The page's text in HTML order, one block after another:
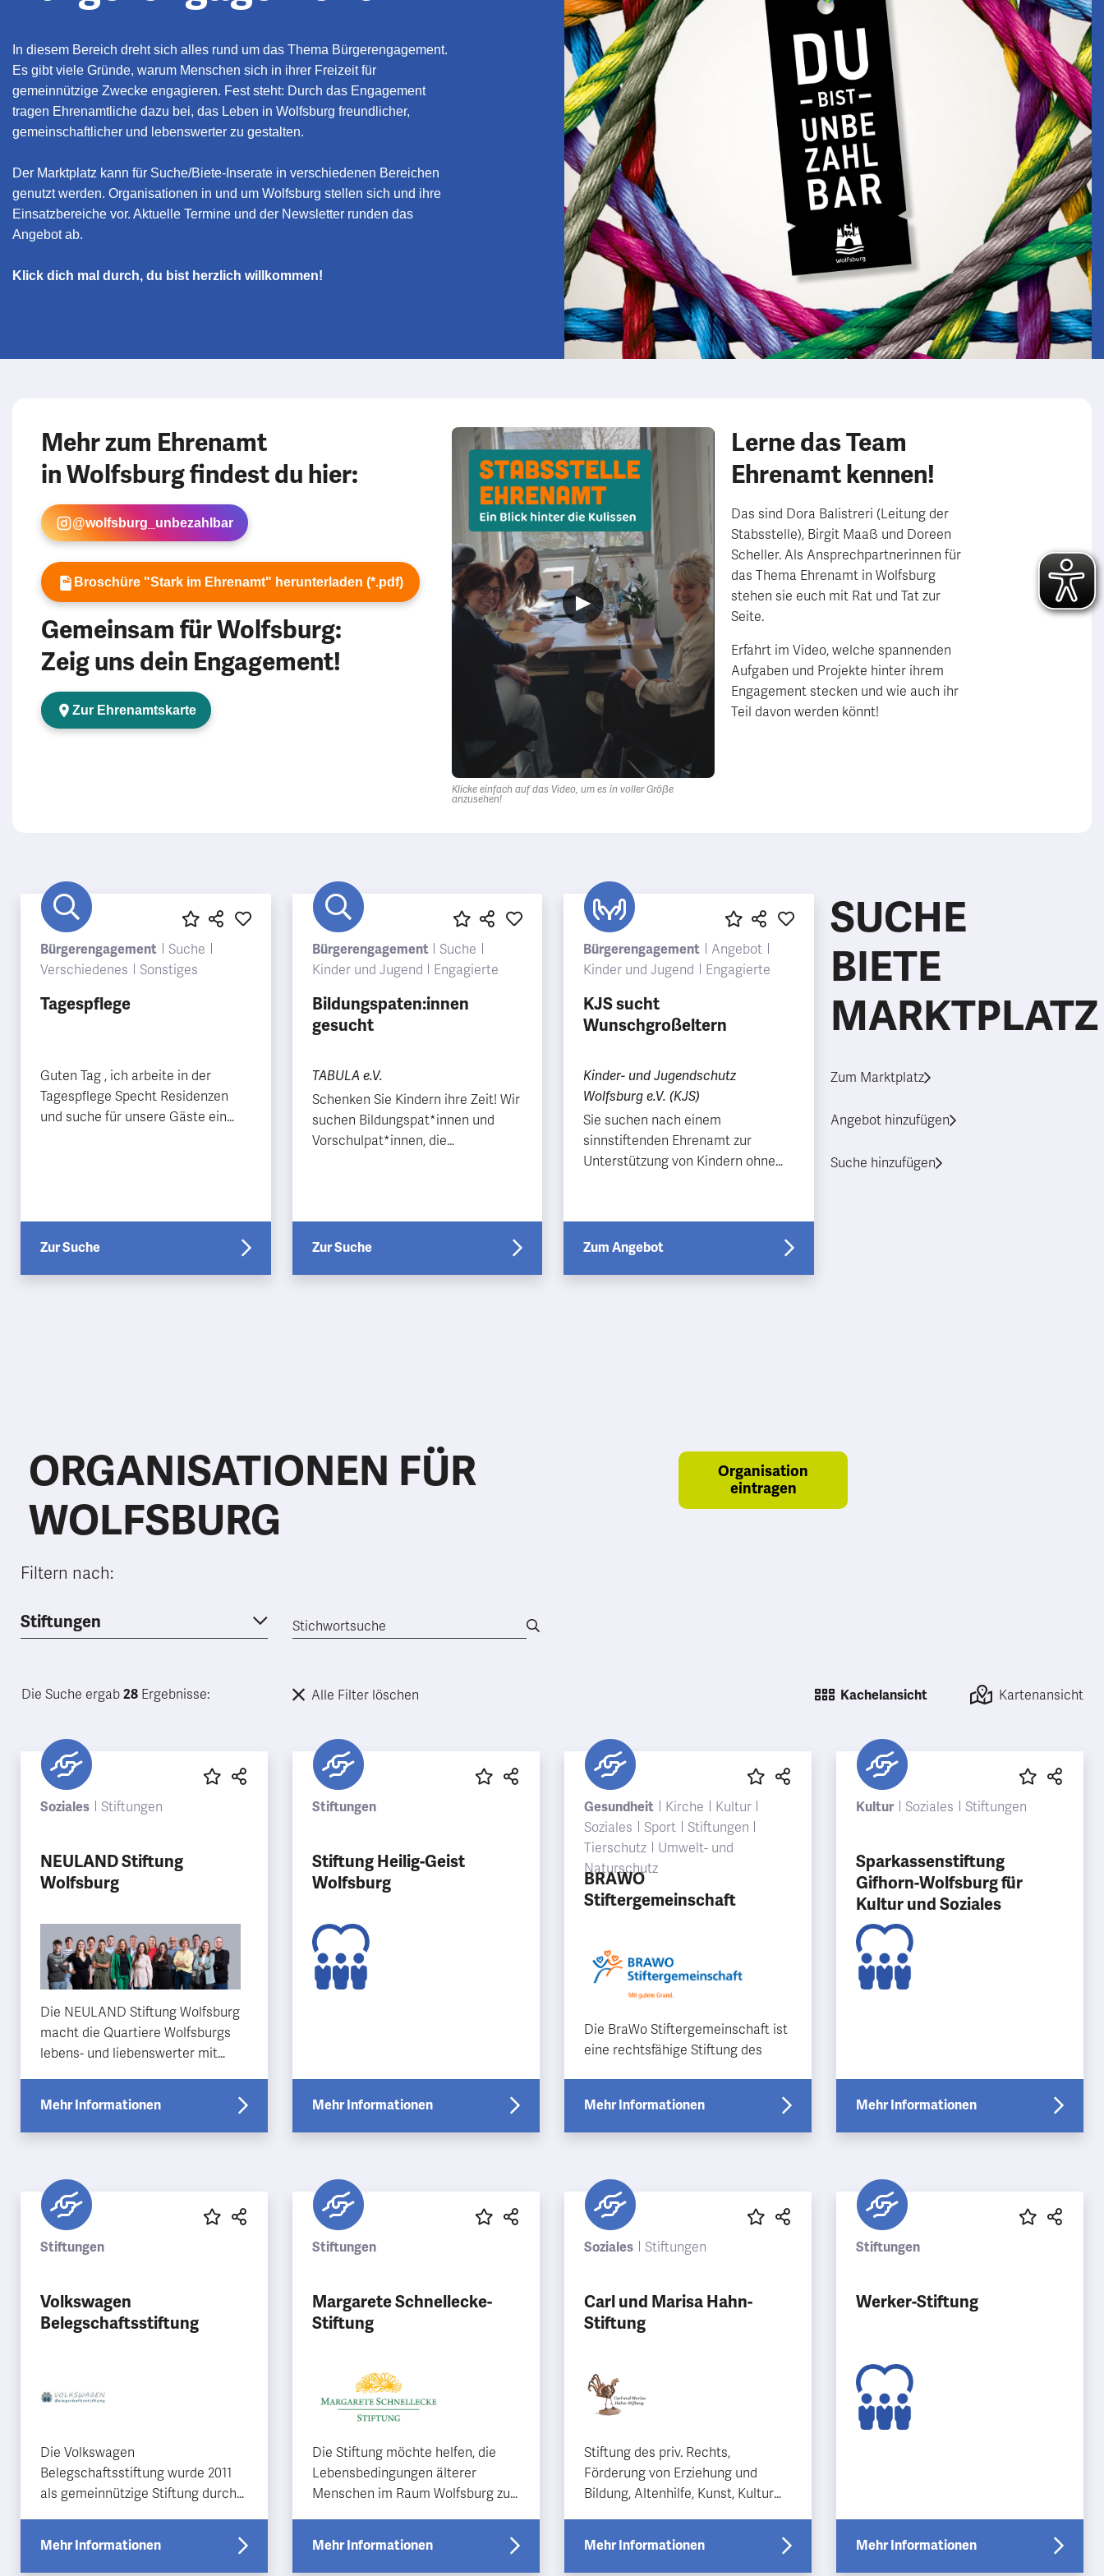
In diesem Bereich dreht sich alles rund um das Thema Bürgerengagement.
Es gibt viele Gründe, warum Menschen sich in ihrer Freizeit für
gemeinnützige Zwecke engagieren. Fest steht: Durch das Engagement
tragen Ehrenamtliche dazu bei, das Leben in Wolfsburg freundlicher,
gemeinschaftlicher und lebenswerter zu gestalten.
Der Marktplatz kann für Suche/Biete-Inserate in verschiedenen Bereichen
genutzt werden. Organisationen in und um Wolfsburg stellen sich und ihre
Einsatzbereiche vor. Aktuelle Termine und der Newsletter runden das
Angebot ab.
Klick dich mal durch, du bist herzlich willkommen!
Mehr zum Ehrenamt
in Wolfsburg findest du hier:
@wolfsburg_unbezahlbar
Broschüre "Stark im Ehrenamt" herunterladen (*.pdf)
Gemeinsam für Wolfsburg:
Zeig uns dein Engagement!
Zur Ehrenamtskarte
▶
Klicke einfach auf das Video, um es in voller Größe
anzusehen!
Lerne das Team
Ehrenamt kennen!
Das sind Dora Balistreri (Leitung der
Stabsstelle), Birgit Maaß und Doreen
Scheller. Als Ansprechpartnerinnen für
das Thema Ehrenamt in Wolfsburg
stehen sie euch mit Rat und Tat zur
Seite.
Erfahrt im Video, welche spannenden
Aufgaben und Projekte hinter ihrem
Engagement stecken und wie auch ihr
Teil davon werden könnt!
Bürgerengagement
Suche
Verschiedenes
Sonstiges
Tagespflege
Guten Tag , ich arbeite in der
Tagespflege Specht Residenzen
und suche für unsere Gäste ein
Zur Suche
Bürgerengagement
Suche
Kinder und Jugend
Engagierte
Bildungspaten:innen
gesucht
TABULA e.V.
Schenken Sie Kindern ihre Zeit! Wir
suchen Bildungspat*innen und
Vorschulpat*innen, die
Zur Suche
Bürgerengagement
Angebot
Kinder und Jugend
Engagierte
KJS sucht
Wunschgroßeltern
Kinder- und Jugendschutz
Wolfsburg e.V. (KJS)
Sie suchen nach einem
sinnstiftenden Ehrenamt zur
Unterstützung von Kindern ohne
sind Sie b…
Zum Angebot
SUCHE
BIETE
MARKTPLATZ
Zum Marktplatz
Angebot hinzufügen
Suche hinzufügen
ORGANISATIONEN FÜR
WOLFSBURG
Organisation
eintragen
Filtern nach:
Stiftungen
Die Suche ergab 28 Ergebnisse: Alle Filter löschen Kachelansicht Kartenansicht
Soziales Stiftungen
NEULAND Stiftung
Wolfsburg
Die NEULAND Stiftung Wolfsburg
macht die Quartiere Wolfsburgs
lebens- und liebenswerter mit
Benachteiligten und Inte…
Mehr Informationen
Stiftungen
Stiftung Heilig-Geist
Wolfsburg
Mehr Informationen
Gesundheit Kirche
Kultur
Soziales
Sport
Stiftungen
Tierschutz
Umwelt- und
Naturschutz
BRAWO
Stiftergemeinschaft
Die BraWo Stiftergemeinschaft ist
eine rechtsfähige Stiftung des
genossenschaftlichen …
Mehr Informationen
Kultur Soziales Stiftungen
Sparkassenstiftung
Gifhorn-Wolfsburg für
Kultur und Soziales
Mehr Informationen
Stiftungen
Volkswagen
Belegschaftsstiftung
Die Volkswagen
Belegschaftsstiftung wurde 2011
als gemeinnützige Stiftung durch
Leben gerufen. Im Mittelpunkt der
Mehr Informationen
Stiftungen
Margarete Schnellecke-
Stiftung
Die Stiftung möchte helfen, die
Lebensbedingungen älterer
Menschen im Raum Wolfsburg zu
Jugendlichen Hilfe und
Mehr Informationen
Soziales Stiftungen
Carl und Marisa Hahn-
Stiftung
Stiftung des priv. Rechts,
Förderung von Erziehung und
Bildung, Altenhilfe, Kunst, Kultur
persönlichen Not- und Härtefäll
Mehr Informationen
Stiftungen
Werker-Stiftung
Mehr Informationen